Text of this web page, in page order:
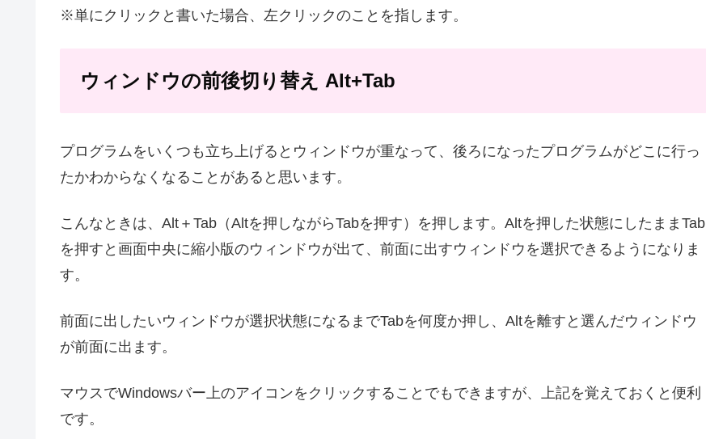
※単にクリックと書いた場合、左クリックのことを指します。
ウィンドウの前後切り替え Alt+Tab
プログラムをいくつも立ち上げるとウィンドウが重なって、後ろになったプログラムがどこに行っ
たかわからなくなることがあると思います。
こんなときは、Alt＋Tab（Altを押しながらTabを押す）を押します。Altを押した状態にしたままTab
を押すと画面中央に縮小版のウィンドウが出て、前面に出すウィンドウを選択できるようになりま
す。
前面に出したいウィンドウが選択状態になるまでTabを何度か押し、Altを離すと選んだウィンドウ
が前面に出ます。
マウスでWindowsバー上のアイコンをクリックすることでもできますが、上記を覚えておくと便利
です。